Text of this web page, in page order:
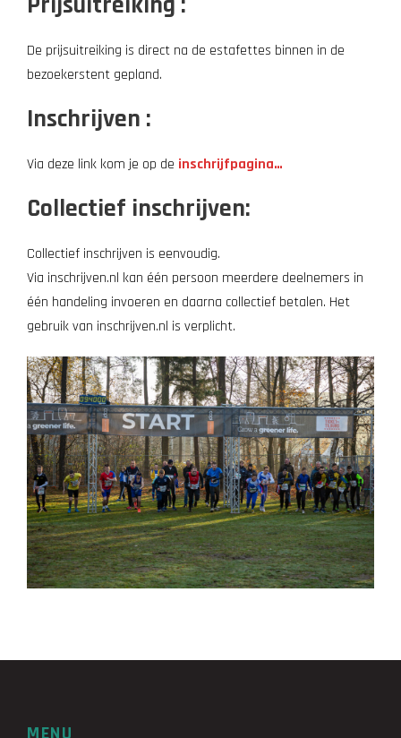
De prijsuitreiking is direct na de estafettes binnen in de
bezoekerstent gepland.
Inschrijven :
Via deze link kom je op de inschrijfpagina…
Collectief inschrijven:
Collectief inschrijven is eenvoudig.
Via inschrijven.nl kan één persoon meerdere deelnemers in
één handeling invoeren en daarna collectief betalen. Het
gebruik van inschrijven.nl is verplicht.